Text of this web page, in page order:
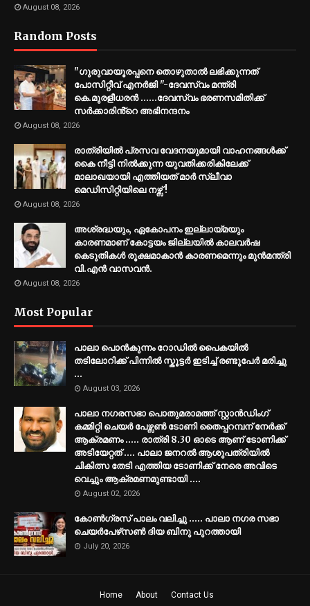
August 08, 2026
Random Posts
"ഗുരുവായൂരപ്പനെ തൊഴുതാൽ ലഭിക്കുന്നത്
പോസിറ്റീവ് എനർജി "-ദേവസ്വം മന്ത്രി
കെ.മുരളീധരൻ ......ദേവസ്വം ഭരണസമിതിക്ക്
സർക്കാരിൻ്റെ അഭിനന്ദനം
August 08, 2026
രാത്രിയിൽ പ്രസവ വേദനയുമായി വാഹനങ്ങൾക്ക്
കൈ നീട്ടി നിൽക്കുന്ന യുവതിക്കരികിലേക്ക്
മാലാഖയായി എത്തിയത് മാർ സ്ലീവാ
മെഡിസിറ്റിയിലെ നഴ്സ് !
August 08, 2026
അശ്രദ്ധയും, ഏകോപനം ഇല്ലായ്മയും
കാരണമാണ് കോട്ടയം ജില്ലയിൽ കാലവർഷ
കെടുതികൾ രൂക്ഷമാകാൻ കാരണമെന്നും മുൻമന്ത്രി
വി.എൻ വാസവൻ.
August 08, 2026
Most Popular
പാലാ പൊൻകുന്നം റോഡിൽ പൈകയിൽ
തടിലോറിക്ക് പിന്നിൽ സ്കൂട്ടർ ഇടിച്ച് രണ്ടുപേർ മരിച്ചു
...
August 03, 2026
പാലാ നഗരസഭാ പൊതുമരാമത്ത് സ്റ്റാൻഡിംഗ്
കമ്മിറ്റി ചെയർ പേഴ്സൺ ടോണി തൈപ്പറമ്പന് നേർക്ക്
ആക്രമണം ..... രാത്രി 8.30 ഓടെ ആണ് ടോണിക്ക്
അടിയേറ്റത് .... പാലാ ജനറൽ ആശുപത്രിയിൽ
ചികിത്സ തേടി എത്തിയ ടോണിക്ക് നേരെ അവിടെ
വെച്ചും ആക്രമണമുണ്ടായി ....
August 02, 2026
കോൺഗ്രസ് പാലം വലിച്ചു ..... പാലാ നഗര സഭാ
ചെയർപേഴ്‌സൺ ദിയ ബിനു പുറത്തായി
July 20, 2026
Home About Contact Us